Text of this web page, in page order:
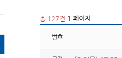
총 127건 1 페이지
번호